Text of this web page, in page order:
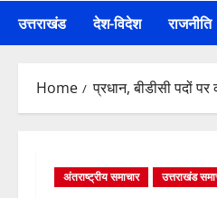
उत्तराखंड देश-विदेश राजनीति
Home प्रधान, बीडीसी पदों
अंतराष्ट्रीय समाचार उत्तराखंड